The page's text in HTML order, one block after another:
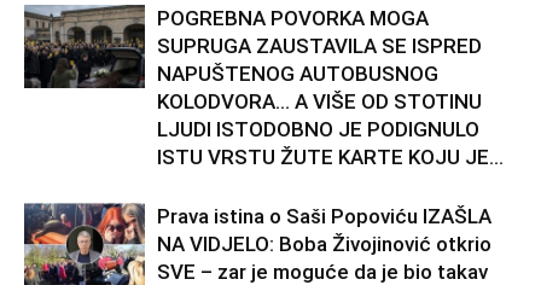
POGREBNA POVORKA MOGA
SUPRUGA ZAUSTAVILA SE ISPRED
NAPUŠTENOG AUTOBUSNOG
KOLODVORA… A VIŠE OD STOTINU
LJUDI ISTODOBNO JE PODIGNULO
ISTU VRSTU ŽUTE KARTE KOJU JE...
Prava istina o Saši Popoviću IZAŠLA
NA VIDJELO: Boba Živojinović otkrio
SVE – zar je moguće da je bio takav